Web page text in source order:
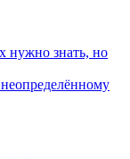
нужно знать, но